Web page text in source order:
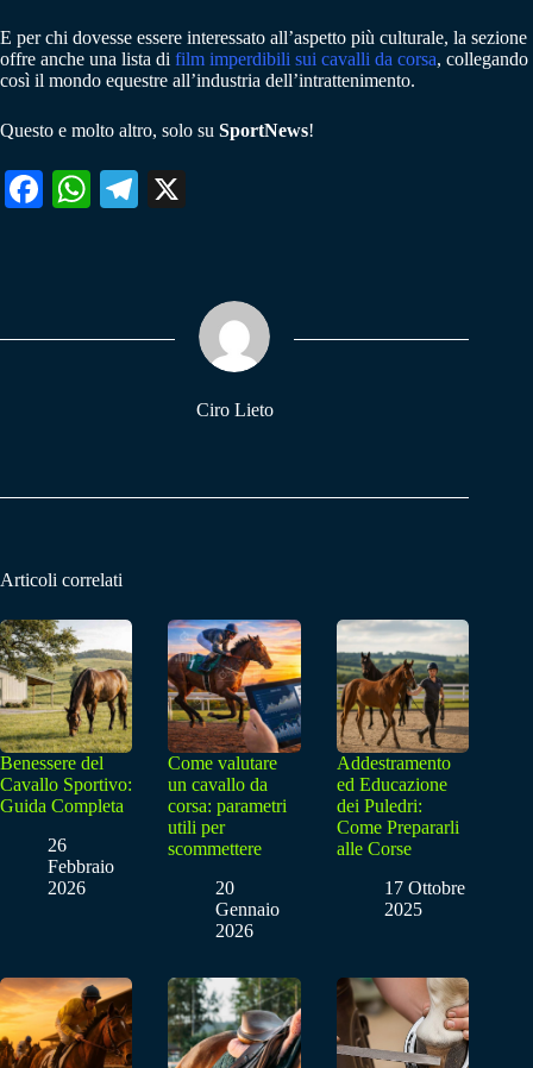
E per chi dovesse essere interessato all’aspetto più culturale, la sezione
offre anche una lista di film imperdibili sui cavalli da corsa, collegando
così il mondo equestre all’industria dell’intrattenimento.
Questo e molto altro, solo su SportNews!
Fa W
pp
Te
m
Ciro Lieto
Articoli correlati
Benessere del
Cavallo Sportivo:
Guida Completa
26
Febbraio
2026
Come valutare
un cavallo da
corsa: parametri
utili per
scommettere
20
Gennaio
2026
Addestramento
ed Educazione
dei Puledri:
Come Prepararli
alle Corse
17 Ottobre
2025